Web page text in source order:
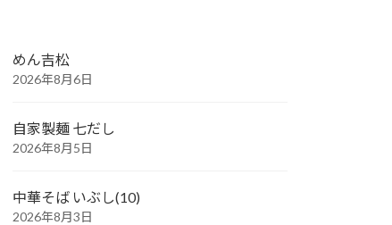
めん吉松
2026年8月6日
自家製麺 七だし
2026年8月5日
中華そば いぶし(10)
2026年8月3日